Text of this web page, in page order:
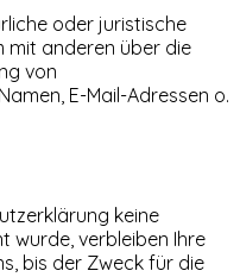
oder juristische
mit anderen über die
von
E-Mail-Adressen o.
keine
wurde, verbleiben Ihre
bis der Zweck für die